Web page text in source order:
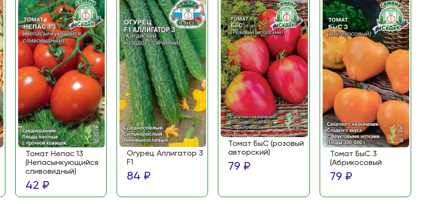
Томат Непас 13
(Непасынкующийся
сливовидный)
42 ₽
Огурец Аллигатор 3
F1
84 ₽
Томат БыС (розовый
авторский)
79 ₽
Томат БыС 3
(Абрикосовый
79 ₽